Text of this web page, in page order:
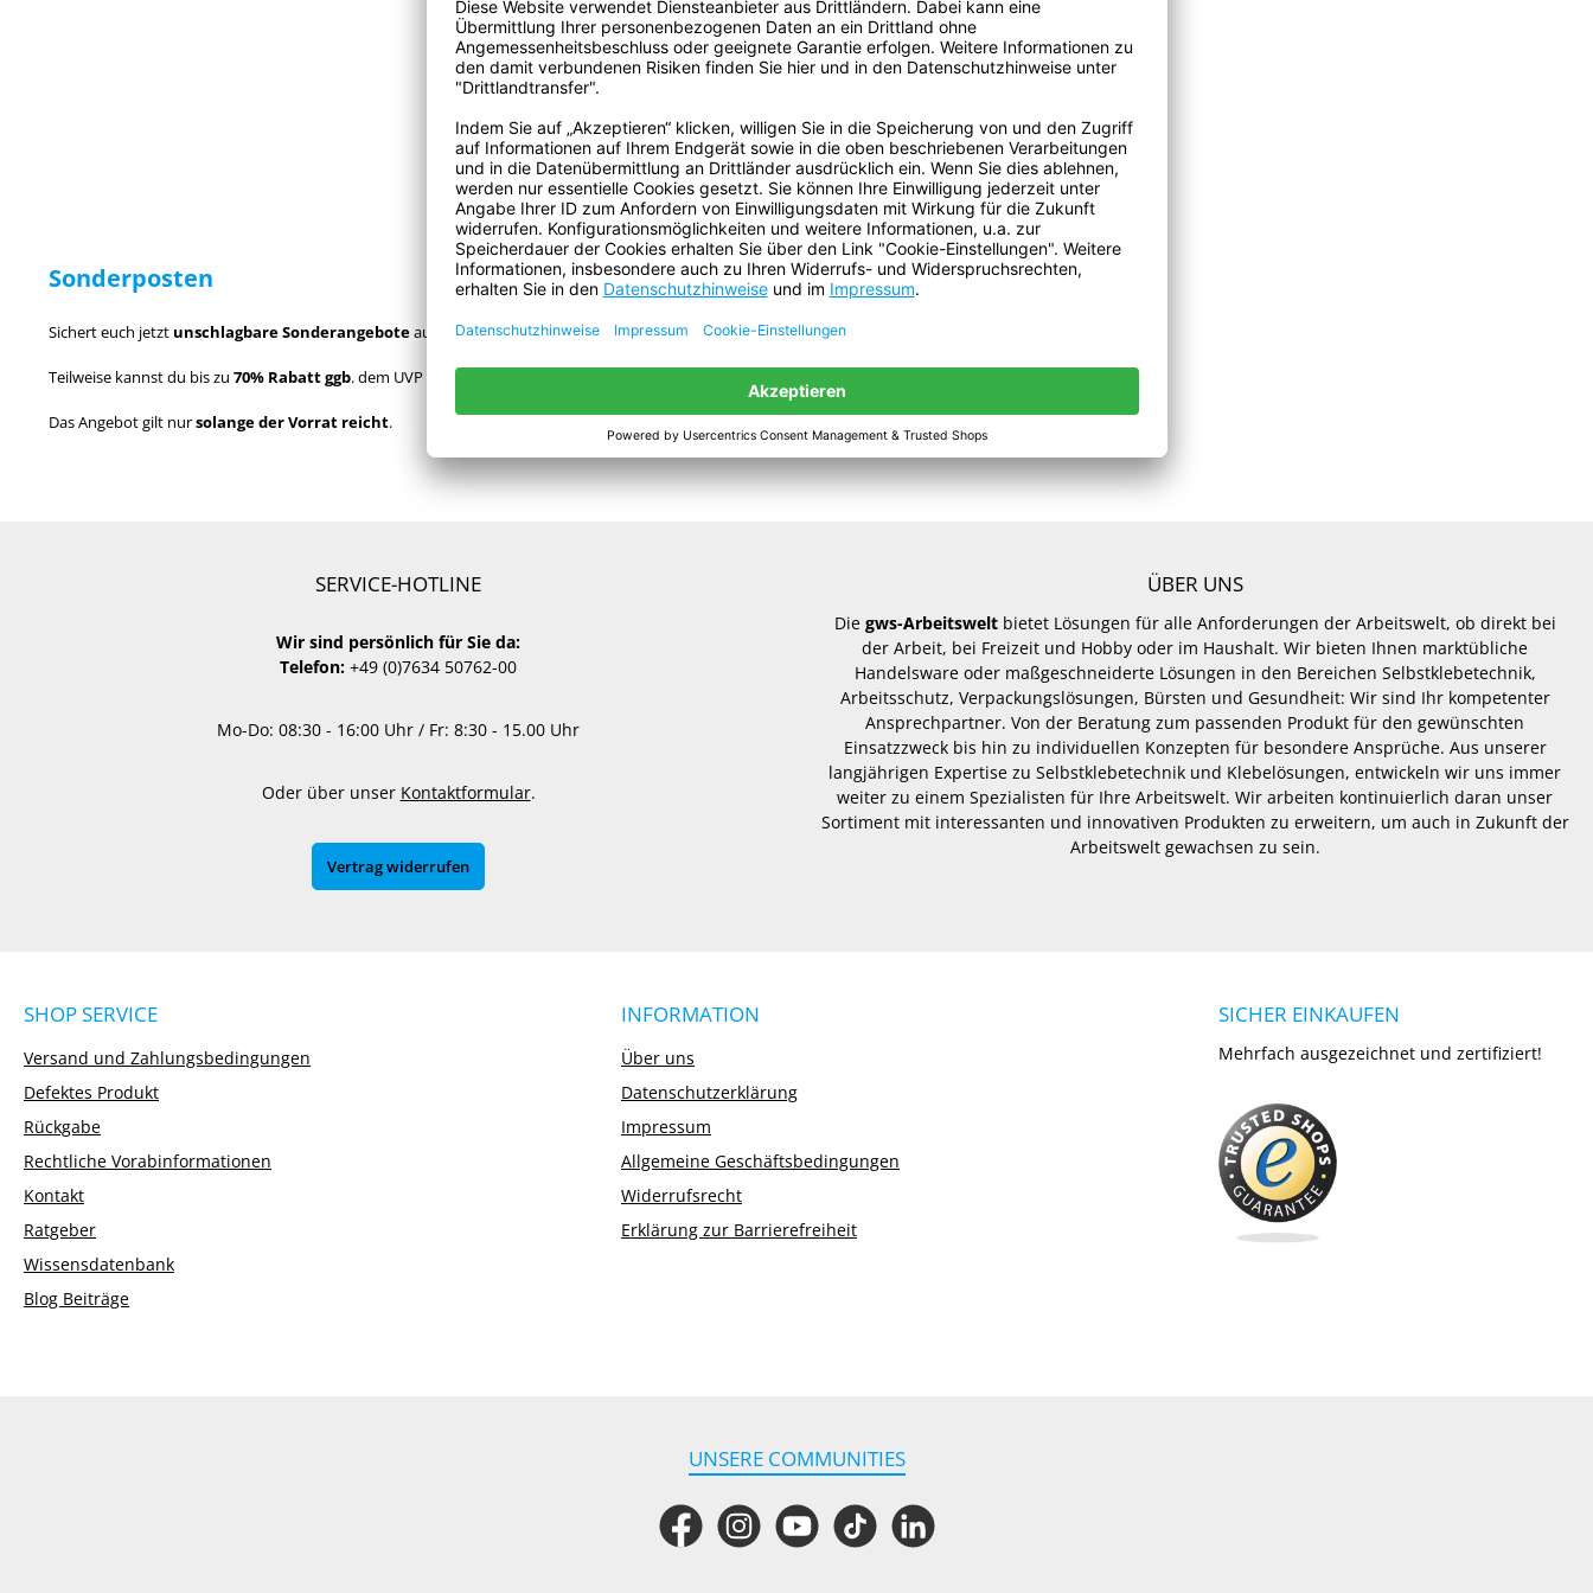
Preise inkl. MwSt. zzgl. Versandkosten
Produkt Anzahl: Gib den gewünschten Wert ein oder benutze die Schaltflächen um die Anzahl zu erhöhen oder zu reduzieren.
Packung
Sonderposten
Sichert euch jetzt unschlagbare Sonderangeboteauf viele verschiedene Produkte und Marken!
Teilweise kannst du bis zu 70% Rabatt ggb. dem UVP Preis abstauben!
Das Angebot gilt nursolange der Vorrat reicht.
SERVICE-HOTLINE
Wir sind persönlich für Sie da:
Telefon: +49 (0)7634 50762-00
Mo-Do: 08:30 - 16:00 Uhr / Fr: 8:30 - 15.00 Uhr
Oder über unser Kontaktformular.
Vertrag widerrufen
ÜBER UNS
Die gws-Arbeitsweltbietet Lösungen für alle Anforderungen der Arbeitswelt, ob direkt bei
der Arbeit, bei Freizeit und Hobby oder im Haushalt. Wir bieten Ihnen marktübliche
Handelsware oder maßgeschneiderte Lösungen in den Bereichen Selbstklebetechnik,
Arbeitsschutz, Verpackungslösungen, Bürsten und Gesundheit: Wir sind Ihr kompetenter
Ansprechpartner. Von der Beratung zum passenden Produkt für den gewünschten
Einsatzzweck bis hin zu individuellen Konzepten für besondere Ansprüche. Aus unserer
langjährigen Expertise zu Selbstklebetechnik und Klebelösungen, entwickeln wir uns immer
weiter zu einem Spezialisten für Ihre Arbeitswelt. Wir arbeiten kontinuierlich daran unser
Sortiment mit interessanten und innovativen Produkten zu erweitern, um auch in Zukunft der
Arbeitswelt gewachsen zu sein.
SHOP SERVICE
Versand und Zahlungsbedingungen
Defektes Produkt
Rückgabe
Rechtliche Vorabinformationen
Kontakt
Ratgeber
Wissensdatenbank
Blog Beiträge
INFORMATION
Über uns
Datenschutzerklärung
Impressum
Allgemeine Geschäftsbedingungen
Widerrufsrecht
Erklärung zur Barrierefreiheit
SICHER EINKAUFEN
Mehrfach ausgezeichnet und zertifiziert!
UNSERE COMMUNITIES
FacebookInstagramYouTubeTikTok LinkedIn